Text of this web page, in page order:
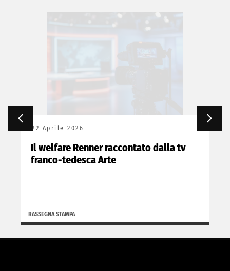
22 Aprile 2026
Il welfare Renner raccontato dalla tv
franco-tedesca Arte
RASSEGNA STAMPA